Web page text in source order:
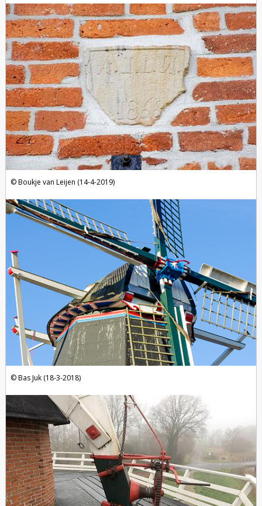
Boukje van Leijen (14-4-2019)
Bas Juk (18-3-2018)